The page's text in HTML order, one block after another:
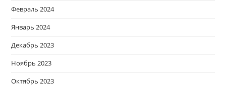
Февраль 2024
Январь 2024
Декабрь 2023
Ноябрь 2023
Октябрь 2023